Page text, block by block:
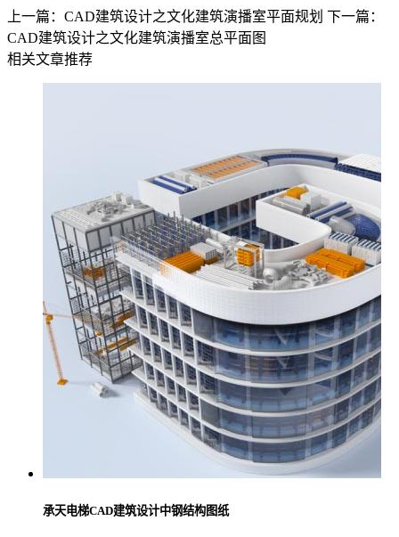
上一篇：CAD建筑设计之文化建筑演播室平面规划 下一篇：
CAD建筑设计之文化建筑演播室总平面图
相关文章推荐
承天电梯CAD建筑设计中钢结构图纸